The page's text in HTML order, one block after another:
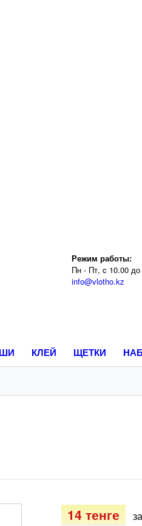
Режим работы:
Пн - Пт, c 10.00 до
info@vlotho.kz
КЛЕЙ ЩЕТКИ
14 тенге за